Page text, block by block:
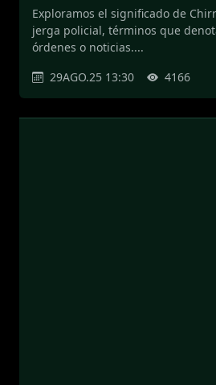
Exploramos el significado de
jerga policial, términos que
órdenes o noticias....
29AGO.25 13:30
4166